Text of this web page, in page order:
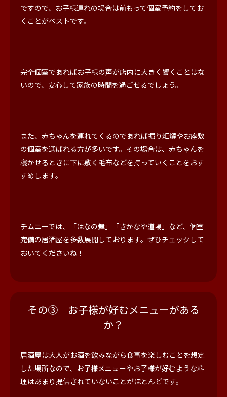
ですので、お子様連れの場合は前もって個室予約をしてお
くことがベストです。
完全個室であればお子様の声が店内に大きく響くことはな
いので、安心して家族の時間を過ごせるでしょう。
また、赤ちゃんを連れてくるのであれば掘り炬燵やお座敷
の個室を選ばれる方が多いです。その場合は、赤ちゃんを
寝かせるときに下に敷く毛布などを持っていくことをおす
すめします。
チムニーでは、「はなの舞」「さかなや道場」など、個室
完備の居酒屋を多数展開しております。ぜひチェックして
おいてくださいね！
その③ お子様が好むメニューがある
か？
居酒屋は大人がお酒を飲みながら食事を楽しむことを想定
した場所なので、お子様メニューやお子様が好むような料
理はあまり提供されていないことがほとんどです。